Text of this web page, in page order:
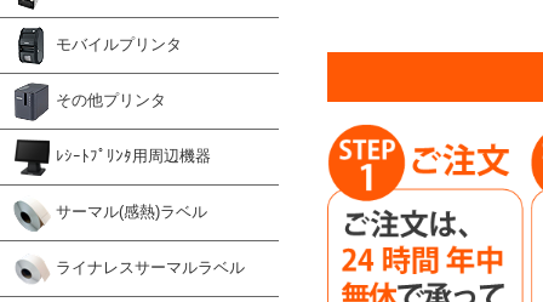
モバイルプリンタ
その他プリンタ
ﾚｼｰﾄﾌﾟﾘﾝﾀ用周辺機器
サーマル(感熱)ラベル
ライナレスサーマルラベル